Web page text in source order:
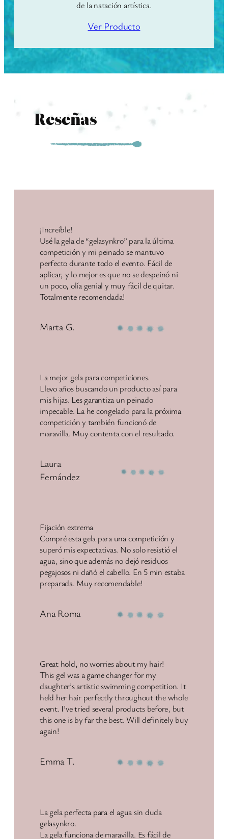
de la natación artística.
Ver Producto
Reseñas
¡Increíble!
Usé la gela de “gelasynkro” para la última
competición y mi peinado se mantuvo
perfecto durante todo el evento. Fácil de
aplicar, y lo mejor es que no se despeinó ni
un poco, olía genial y muy fácil de quitar.
Totalmente recomendada!
Marta G.
La mejor gela para competiciones.
Llevo años buscando un producto así para
mis hijas. Les garantiza un peinado
impecable. La he congelado para la próxima
competición y también funcionó de
maravilla. Muy contenta con el resultado.
Laura
Fernández
Fijación extrema
Compré esta gela para una competición y
superó mis expectativas. No solo resistió el
agua, sino que además no dejó residuos
pegajosos ni dañó el cabello. En 5 min estaba
preparada. Muy recomendable!
Ana Roma
Great hold, no worries about my hair!
This gel was a game changer for my
daughter’s artistic swimming competition. It
held her hair perfectly throughout the whole
event. I’ve tried several products before, but
this one is by far the best. Will definitely buy
again!
Emma T.
La gela perfecta para el agua sin duda
gelasynkro.
La gela funciona de maravilla. Es fácil de